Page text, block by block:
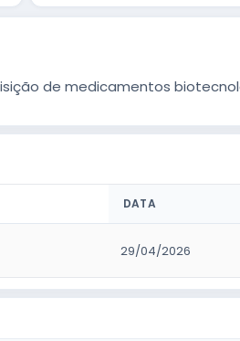
de medicamentos
DATA
29/04/2026